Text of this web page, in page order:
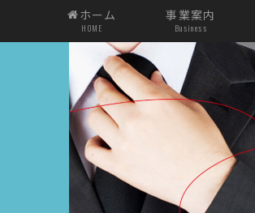
ホーム
HOME
事業案内
Business
ブライダル事業 葬祭事業